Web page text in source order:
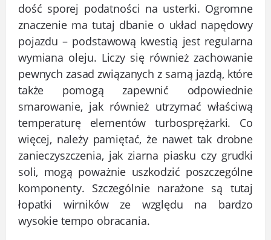
dość sporej podatności na usterki. Ogromne
znaczenie ma tutaj dbanie o układ napędowy
pojazdu – podstawową kwestią jest regularna
wymiana oleju. Liczy się również zachowanie
pewnych zasad związanych z samą jazdą, które
także pomogą zapewnić odpowiednie
smarowanie, jak również utrzymać właściwą
temperaturę elementów turbosprężarki. Co
więcej, należy pamiętać, że nawet tak drobne
zanieczyszczenia, jak ziarna piasku czy grudki
soli, mogą poważnie uszkodzić poszczególne
komponenty. Szczególnie narażone są tutaj
łopatki wirników ze względu na bardzo
wysokie tempo obracania.